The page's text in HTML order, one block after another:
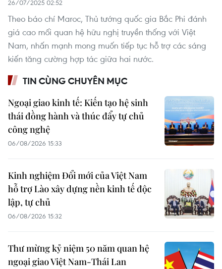
26/07/2025 02:52
Theo báo chí Maroc, Thủ tướng quốc gia Bắc Phi đánh
giá cao mối quan hệ hữu nghị truyền thống với Việt
Nam, nhấn mạnh mong muốn tiếp tục hỗ trợ các sáng
kiến tăng cường hợp tác giữa hai nước.
TIN CÙNG CHUYÊN MỤC
Ngoại giao kinh tế: Kiến tạo hệ sinh
thái đồng hành và thúc đẩy tự chủ
công nghệ
06/08/2026 15:33
Kinh nghiệm Đổi mới của Việt Nam
hỗ trợ Lào xây dựng nền kinh tế độc
lập, tự chủ
06/08/2026 15:32
Thư mừng kỷ niệm 50 năm quan hệ
ngoại giao Việt Nam-Thái Lan